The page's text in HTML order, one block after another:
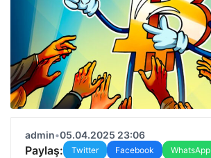
admin•05.04.2025 23:06
Paylaş: Twitter Facebook WhatsApp